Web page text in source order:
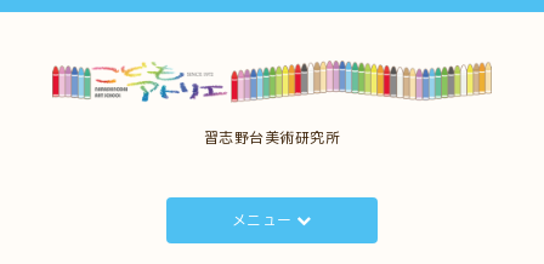
習志野台美術研究所
メニュー